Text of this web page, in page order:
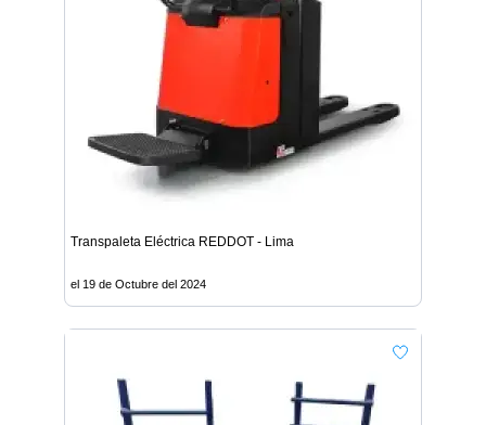
Transpaleta Eléctrica REDDOT - Lima
el 19 de Octubre del 2024